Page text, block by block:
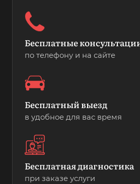
Бесплатные
по телефону и на сайте
Бесплатный выезд
в удобное для вас время
Бесплатная диагностика
при заказе услуги